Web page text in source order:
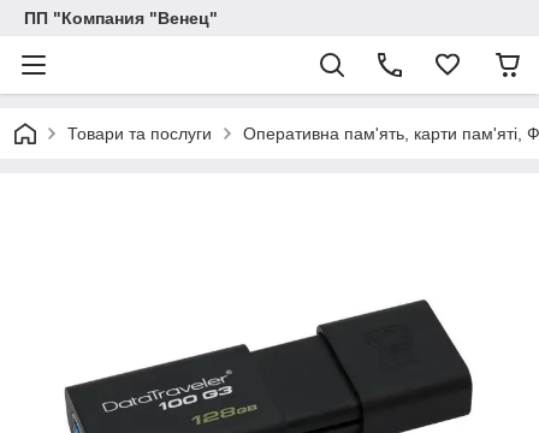
ПП "Компания "Венец"
Товари та послуги Оперативна пам'ять, карти пам'яті,